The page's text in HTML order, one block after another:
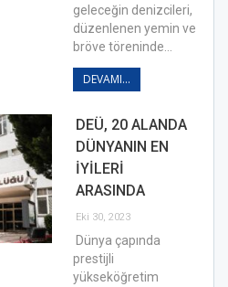
geleceğin denizcileri,
düzenlenen yemin ve
bröve töreninde…
DEVAMI...
DEÜ, 20 ALANDA
DÜNYANIN EN
İYİLERİ
ARASINDA
Eki 30, 2023
Dünya çapında
prestijli
yükseköğretim